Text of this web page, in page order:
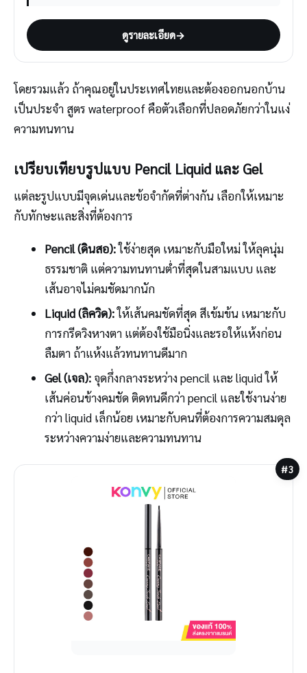
ดูรายละเอียด→
โดยรวมแล้ว ถ้าคุณอยู่ในประเทศไทยและต้องออกนอกบ้าน
เป็นประจำ สูตร waterproof คือตัวเลือกที่ปลอดภัยกว่าในแง่
ความทนทาน
เปรียบเทียบรูปแบบ Pencil Liquid และ Gel
แต่ละรูปแบบมีจุดเด่นและข้อจำกัดที่ต่างกัน เลือกให้เหมาะ
กับทักษะและสิ่งที่ต้องการ
Pencil (ดินสอ):ใช้ง่ายสุด เหมาะกับมือใหม่ ให้ลุคนุ่ม
ธรรมชาติ แต่ความทนทานต่ำที่สุดในสามแบบ และ
เส้นอาจไม่คมชัดมากนัก
Liquid (ลิควิด):ให้เส้นคมชัดที่สุด สีเข้มข้น เหมาะกับ
การกรีดวิงหางตา แต่ต้องใช้มือนิ่งและรอให้แห้งก่อน
ลืมตา ถ้าแห้งแล้วทนทานดีมาก
Gel (เจล):จุดกึ่งกลางระหว่าง pencil และ liquid ให้
เส้นค่อนข้างคมชัด ติดทนดีกว่า pencil และใช้งานง่าย
กว่า liquid เล็กน้อย เหมาะกับคนที่ต้องการความสมดุล
ระหว่างความง่ายและความทนทาน
#3